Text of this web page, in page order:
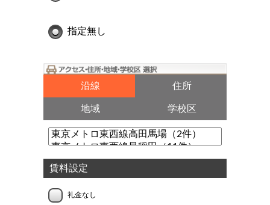
指定無し
沿線 住所
地域 学校区
賃料設定
礼金なし